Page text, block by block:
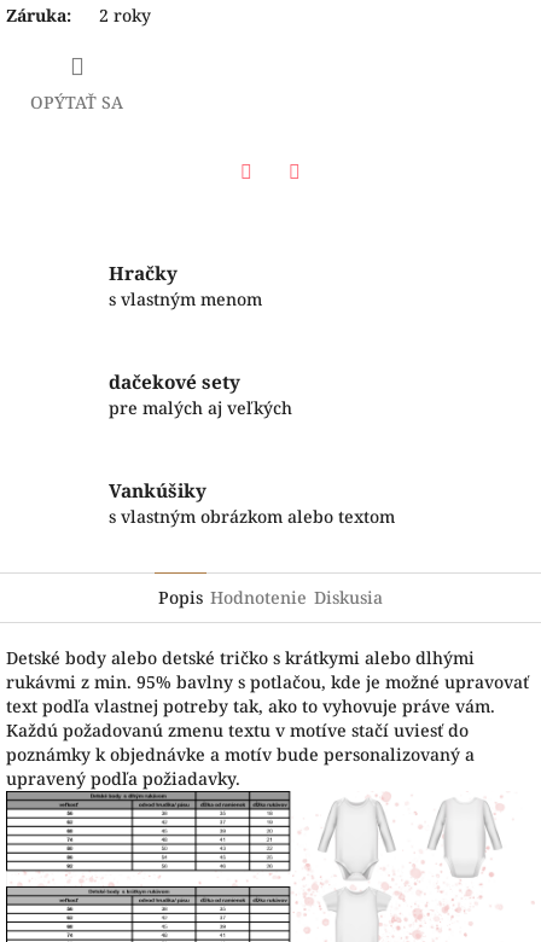
Záruka: 2 roky
OPÝTAŤ SA
Hračky
s vlastným menom
dačekové sety
pre malých aj veľkých
Vankúšiky
s vlastným obrázkom alebo textom
Popis Hodnotenie Diskusia
Detské body alebo detské tričko s krátkymi alebo dlhými
rukávmi z min. 95% bavlny s potlačou, kde je možné upravovať
text podľa vlastnej potreby tak, ako to vyhovuje práve vám.
Každú požadovanú zmenu textu v motíve stačí uviesť do
poznámky k objednávke a motív bude personalizovaný a
upravený podľa požiadavky.